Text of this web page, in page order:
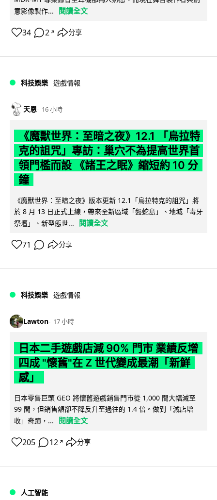
意影像製作...
閱讀全文
34 2 ↗ 分享
科技娛樂 遊戲情報
天恩 16 小時
《魔獸世界：至暗之夜》12.1 「烏拉特
克的詛咒」專訪：巢穴不為提高世界首
領門檻而設 《諸王之眠》縮短約 10 分
鐘
《魔獸世界：至暗之夜》版本更新 12.1「烏拉特克的詛咒」將
於 8 月 13 日正式上線，帶來全新區域「盤蛇島」、地城「毒牙
祭壇」、新型態世...
閱讀全文
71 分享
科技娛樂 遊戲情報
Lawton 17 小時
日本二手遊戲店減 90% 門市 業績反增
四成 "懷舊"在 Z 世代變成最潮「新鮮
感」
日本零售巨頭 GEO 將懷舊遊戲銷售門市從 1,000 間大幅減至
99 間，但銷售額卻不降反升至過往的 1.4 倍。做到「減店增
收」奇蹟，...
閱讀全文
205 12 ↗ 分享
人工智能